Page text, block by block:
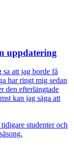
uppdatering
att jag borde få
har ringt mig sedan
den efterlängtade
kan jag säga att
studenter och